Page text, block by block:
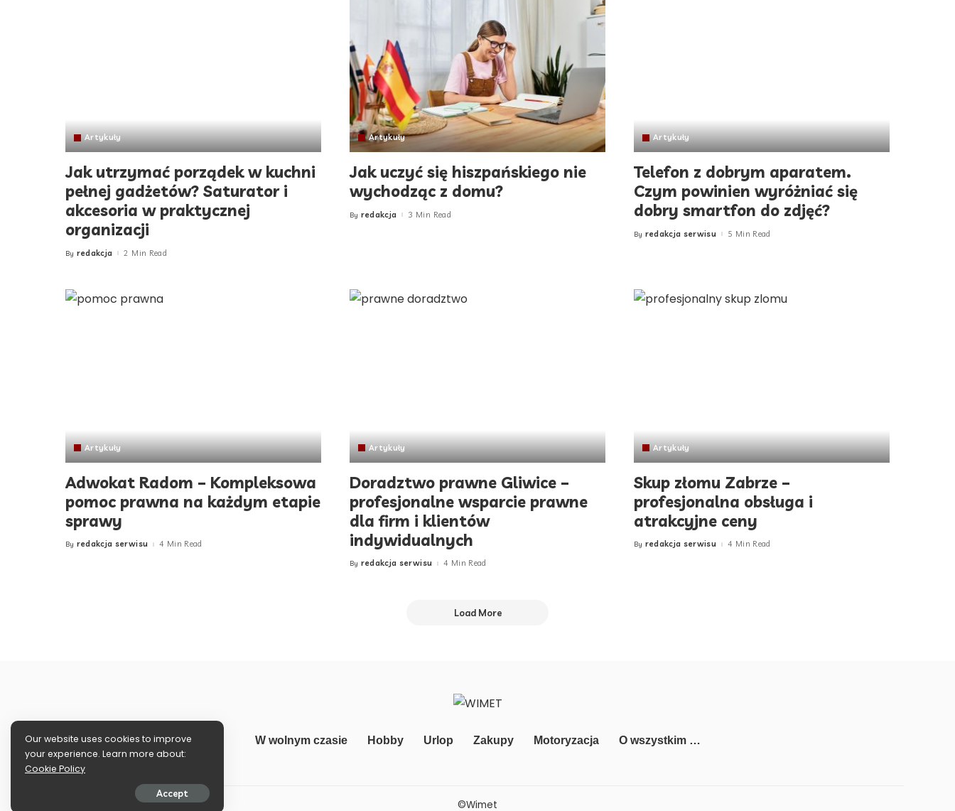
Artykuły
Jak utrzymać porządek w kuchni
pełnej gadżetów? Saturator i
akcesoria w praktycznej
organizacji
Posted
By redakcja 2 Min Read
Artykuły
Jak uczyć się hiszpańskiego nie
wychodząc z domu?
Posted
By redakcja 3 Min Read
Artykuły
Telefon z dobrym aparatem.
Czym powinien wyróżniać się
dobry smartfon do zdjęć?
Posted
By redakcja serwisu 5 Min Read
Artykuły
Adwokat Radom – Kompleksowa
pomoc prawna na każdym etapie
sprawy
Posted
By redakcja serwisu 4 Min Read
Artykuły
Doradztwo prawne Gliwice –
profesjonalne wsparcie prawne
dla firm i klientów
indywidualnych
Posted
By redakcja serwisu 4 Min Read
Artykuły
Skup złomu Zabrze –
profesjonalna obsługa i
atrakcyjne ceny
Posted
By redakcja serwisu 4 Min Read
Load More
W wolnym czasie Hobby Urlop Zakupy Motoryzacja O wszystkim …
©Wimet
Our website uses cookies to improve
your experience. Learn more about:
Cookie Policy
Accept